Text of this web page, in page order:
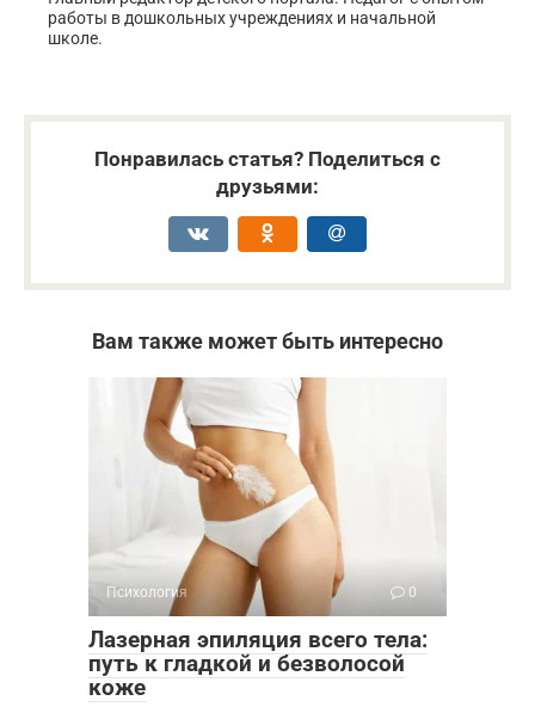
работы в дошкольных учреждениях и начальной
школе.
Понравилась статья? Поделиться с
друзьями:
Вам также может быть интересно
Психология 0
Лазерная эпиляция всего тела:
путь к гладкой и безволосой
коже